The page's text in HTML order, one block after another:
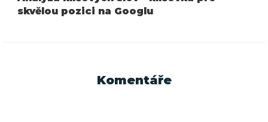
skvělou pozici na Googlu
Komentáře